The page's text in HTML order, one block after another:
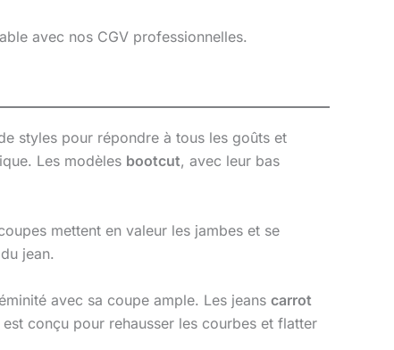
avec nos CGV professionnelles.
styles pour répondre à tous les goûts et
Les modèles bootcut, avec leur bas
mettent en valeur les jambes et se
jean.
avec sa coupe ample. Les jeans carrot
est conçu pour rehausser les courbes et flatter